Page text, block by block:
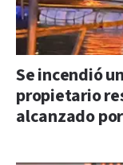
Se incendió
propietario
alcanzado